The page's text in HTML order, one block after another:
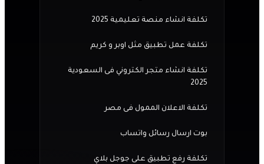
تكلفة انشاء منصة تعليمية 2025
تكلفة عمل تطبيق مثل اوبر و كريم
تكلفة انشاء متجر الكتروني فى السعودية
2025
تكلفة الاعلان الممول فى مصر
بوت ارسال رسائل واتساب
تكلفة رفع تطبيق على جوجل بلاي